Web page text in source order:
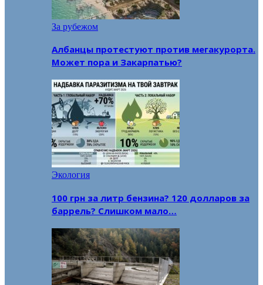
За рубежом
Албанцы протестуют против мегакурорта.
Может пора и Закарпатью?
Экология
100 грн за литр бензина? 120 долларов за
баррель? Слишком мало…